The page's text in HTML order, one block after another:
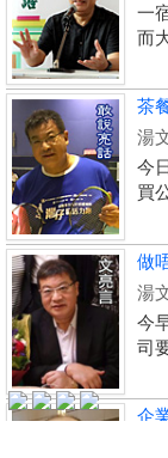
收
藏
樓
盤
繁
體
简
体
ENG
一
而
茶
湯
今
買
做
湯
今
司
企